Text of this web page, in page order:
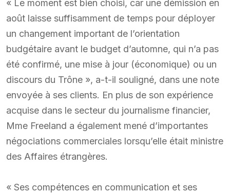
« Le moment est bien choisi, car une démission en
août laisse suffisamment de temps pour déployer
un changement important de l’orientation
budgétaire avant le budget d’automne, qui n’a pas
été confirmé, une mise à jour (économique) ou un
discours du Trône », a-t-il souligné, dans une note
envoyée à ses clients. En plus de son expérience
acquise dans le secteur du journalisme financier,
Mme Freeland a également mené d’importantes
négociations commerciales lorsqu’elle était ministre
des Affaires étrangères.
« Ses compétences en communication et ses